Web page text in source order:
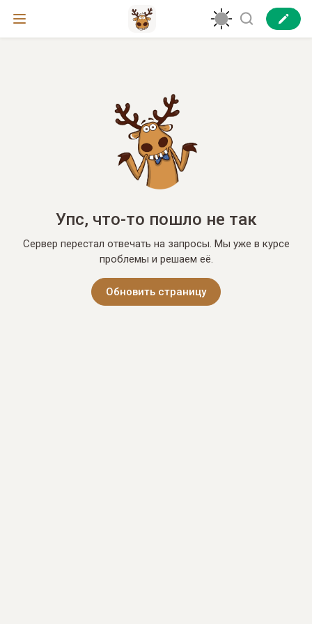
Упс, что-то пошло не так
Сервер перестал отвечать на запросы. Мы уже в курсе
проблемы и решаем её.
Обновить страницу